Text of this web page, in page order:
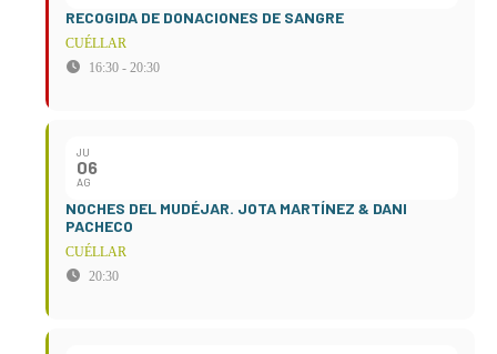
RECOGIDA DE DONACIONES DE SANGRE
CUÉLLAR
16:30 - 20:30
JU
06
AG
NOCHES DEL MUDÉJAR. JOTA MARTÍNEZ & DANI
PACHECO
CUÉLLAR
20:30